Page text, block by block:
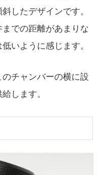
したデザインです。
での距離があまりな
いように感じます。
チャンバーの横に設
します。